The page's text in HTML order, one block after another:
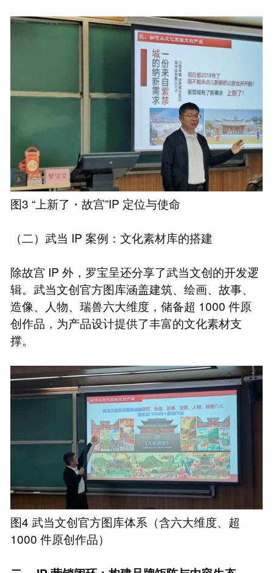
图3 “上新了・故宫”IP 定位与使命
（二）武当 IP 案例：文化素材库的搭建
除故宫 IP 外，罗宝呈还分享了武当文创的开发逻
辑。武当文创官方图库涵盖建筑、绘画、故事、
造像、人物、瑞兽六大维度，储备超 1000 件原
创作品，为产品设计提供了丰富的文化素材支
撑。
图4 武当文创官方图库体系（含六大维度、超
1000 件原创作品）